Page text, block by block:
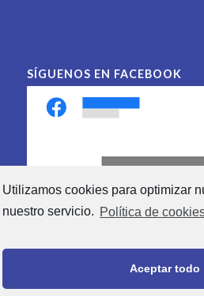
Utilizamos cookies para optimizar
nuestro servicio. Política de
Aceptar todo
SÍGUENOS EN FACEBOOK
cookies de
activar este